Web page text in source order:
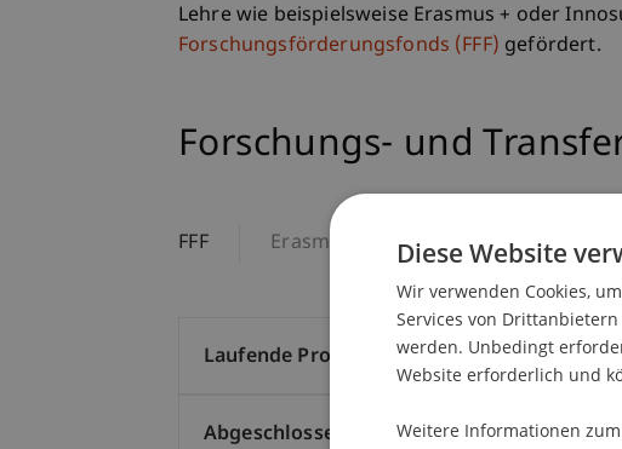
Lehre wie beispielsweise Erasmus + oder
Forschungsförderungsfonds (FFF) gefördert.
Forschungs- und
FFF
Laufende Projekte (27)
Abgeschlossene Projekte (188)
Erasmus+ Transferprojekte
Diese Website
Wir verwenden Cookies,
Services von
werden. Unbedingt
Website erforderlich und
Weitere Informationen